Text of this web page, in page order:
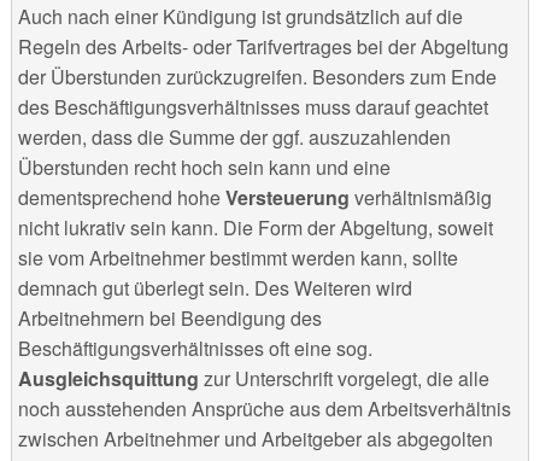
Auch nach einer Kündigung ist grundsätzlich auf die
Regeln des Arbeits- oder Tarifvertrages bei der Abgeltung
der Überstunden zurückzugreifen. Besonders zum Ende
des Beschäftigungsverhältnisses muss darauf geachtet
werden, dass die Summe der ggf. auszuzahlenden
Überstunden recht hoch sein kann und eine
dementsprechend hoheVersteuerung verhältnismäßig
nicht lukrativ sein kann. Die Form der Abgeltung, soweit
sie vom Arbeitnehmer bestimmt werden kann, sollte
demnach gut überlegt sein. Des Weiteren wird
Arbeitnehmern bei Beendigung des
Beschäftigungsverhältnisses oft eine sog.
Ausgleichsquittung zur Unterschrift vorgelegt, die alle
noch ausstehenden Ansprüche aus dem Arbeitsverhältnis
zwischen Arbeitnehmer und Arbeitgeber als abgegolten